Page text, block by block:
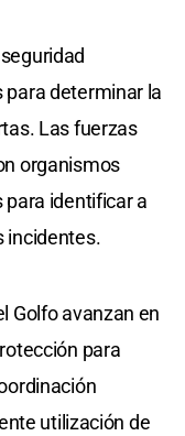
determinar la
Las fuerzas
organismos
para identificar a
incidentes.
Golfo avanzan en
para
utilización de